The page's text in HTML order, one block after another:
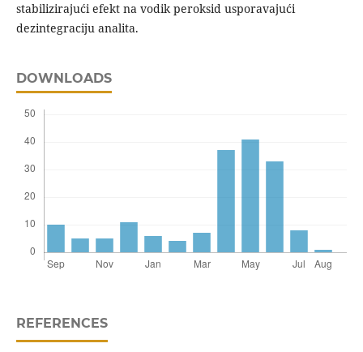
stabilizirajući efekt na vodik peroksid usporavajući
dezintegraciju analita.
DOWNLOADS
REFERENCES